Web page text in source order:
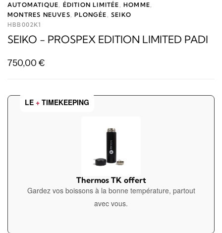
AUTOMATIQUE ÉDITION LIMITÉE ,HOMME
MONTRES NEUVES ,PLONGÉE ,SEIKO
HBB002K1
SEIKO - PROSPEX EDITION LIMITED PADI
750,00 €
LE + TIMEKEEPING
Thermos TK offert
Gardez vos boissons à la bonne température, partout
avec vous.